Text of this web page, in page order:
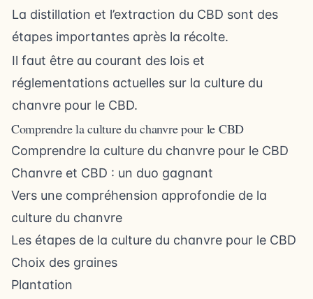
La distillation et l’extraction du CBD sont des
étapes importantes après la récolte.
Il faut être au courant des lois et
réglementations actuelles sur la culture du
chanvre pour le CBD.
Comprendre la culture du chanvre pour le CBD
Comprendre la culture du chanvre pour le CBD
Chanvre et CBD : un duo gagnant
Vers une compréhension approfondie de la
culture du chanvre
Les étapes de la culture du chanvre pour le CBD
Choix des graines
Plantation